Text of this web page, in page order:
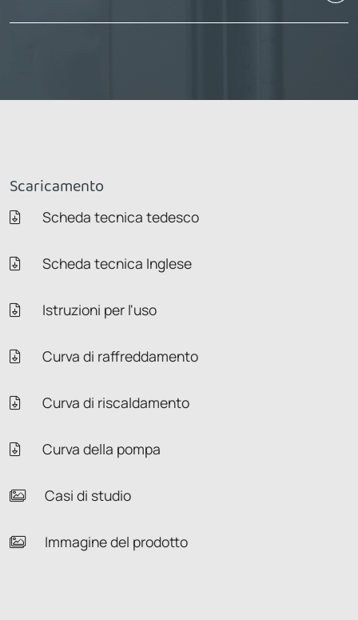
Scaricamento
Scheda tecnica tedesco
Scheda tecnica Inglese
Istruzioni per l'uso
Curva di raffreddamento
Curva di riscaldamento
Curva della pompa
Casi di studio
Immagine del prodotto